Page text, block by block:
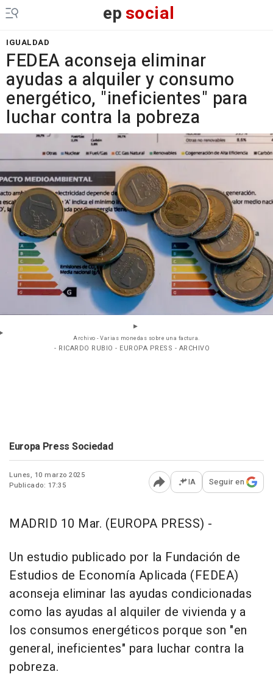
epsocial
IGUALDAD
FEDEA aconseja eliminar
ayudas a alquiler y consumo
energético, "ineficientes" para
luchar contra la pobreza
Archivo - Varias monedas sobre una factura.
- RICARDO RUBIO - EUROPA PRESS - ARCHIVO
Europa Press Sociedad
Lunes, 10 marzo 2025
Publicado: 17:35
Abrir opciones para
IA Seguir en
MADRID 10 Mar. (EUROPA PRESS) -
Un estudio publicado por la Fundación de
Estudios de Economía Aplicada (FEDEA)
aconseja eliminar las ayudas condicionadas
como las ayudas al alquiler de vivienda y a
los consumos energéticos porque son "en
general, ineficientes" para luchar contra la
pobreza.